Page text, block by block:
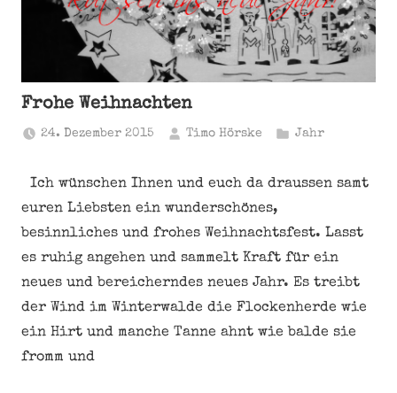
Frohe Weihnachten
24. Dezember 2015 Timo Hörske Jahr
Ich wünschen Ihnen und euch da draussen samt
euren Liebsten ein wunderschönes,
besinnliches und frohes Weihnachtsfest. Lasst
es ruhig angehen und sammelt Kraft für ein
neues und bereicherndes neues Jahr. Es treibt
der Wind im Winterwalde die Flockenherde wie
ein Hirt und manche Tanne ahnt wie balde sie
fromm und